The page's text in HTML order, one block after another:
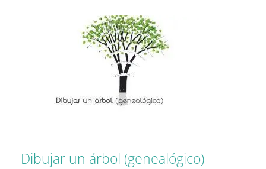
Dibujar un árbol (genealógico)